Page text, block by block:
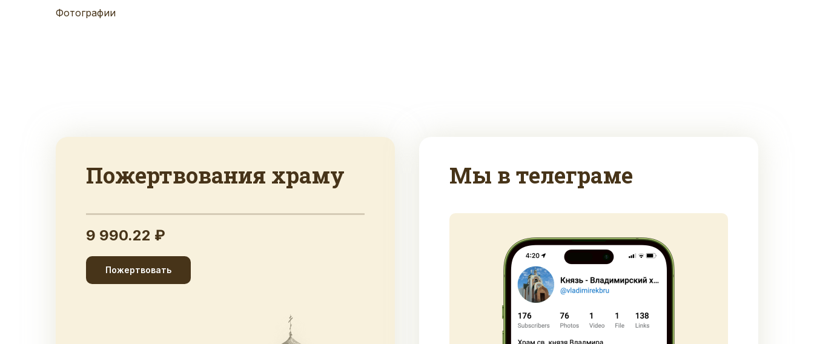
Фотографии
Пожертвования храму
9 990.22 ₽
Пожертвовать
Мы в телеграме